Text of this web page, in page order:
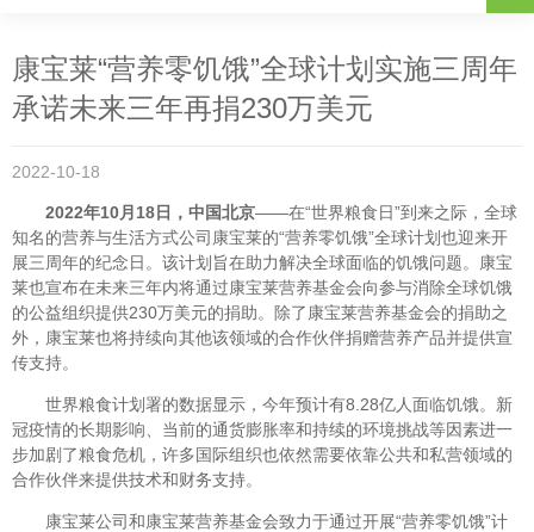
康宝莱“营养零饥饿”全球计划实施三周年
承诺未来三年再捐230万美元
2022-10-18
2022年10月18日，中国北京——在“世界粮食日”到来之际，全球
知名的营养与生活方式公司康宝莱的“营养零饥饿”全球计划也迎来开
展三周年的纪念日。该计划旨在助力解决全球面临的饥饿问题。康宝
莱也宣布在未来三年内将通过康宝莱营养基金会向参与消除全球饥饿
的公益组织提供230万美元的捐助。除了康宝莱营养基金会的捐助之
外，康宝莱也将持续向其他该领域的合作伙伴捐赠营养产品并提供宣
传支持。
世界粮食计划署的数据显示，今年预计有8.28亿人面临饥饿。新
冠疫情的长期影响、当前的通货膨胀率和持续的环境挑战等因素进一
步加剧了粮食危机，许多国际组织也依然需要依靠公共和私营领域的
合作伙伴来提供技术和财务支持。
康宝莱公司和康宝莱营养基金会致力于通过开展“营养零饥饿”计